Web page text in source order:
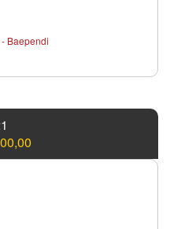
Baependi